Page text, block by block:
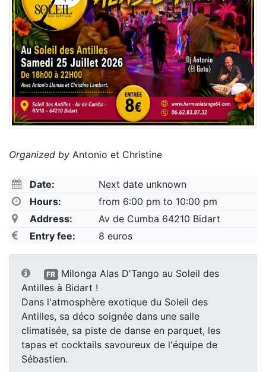
Organized by Antonio et Christine
Date:
Next date unknown
Hours:
from 6:00 pm to 10:00 pm
Address:
Av de Cumba 64210 Bidart
Entry fee:
8 euros
FR
Milonga Alas D'Tango au Soleil des
Antilles à Bidart !
Dans l'atmosphère exotique du Soleil des
Antilles, sa déco soignée dans une salle
climatisée, sa piste de danse en parquet, les
tapas et cocktails savoureux de l'équipe de
Sébastien.